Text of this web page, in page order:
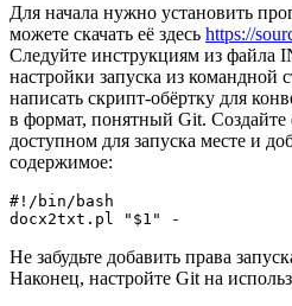
Для начала нужно установить
можете скачать её здесь https://
Следуйте инструкциям из файла
настройки запуска из командной
написать скрипт-обёртку для
в формат, понятный Git. Создайте
доступном для запуска месте и
содержимое:
#!/bin/bash
docx2txt.pl "$1" -
Не забудьте добавить права
Наконец, настройте Git на